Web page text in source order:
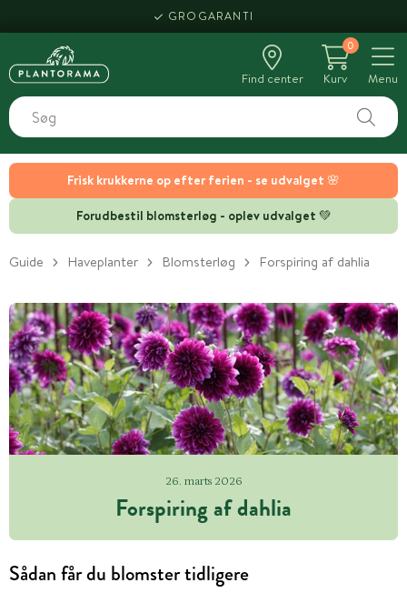
Frisk krukkerne op efter ferien - se udvalget 🌸
Forudbestil blomsterløg - oplev udvalget 💚
GROGARANTI
Find center
0
Kurv
Menu
Guide Haveplanter Blomsterløg Forspiring af dahlia
26. marts 2026
Forspiring af dahlia
Sådan får du blomster tidligere